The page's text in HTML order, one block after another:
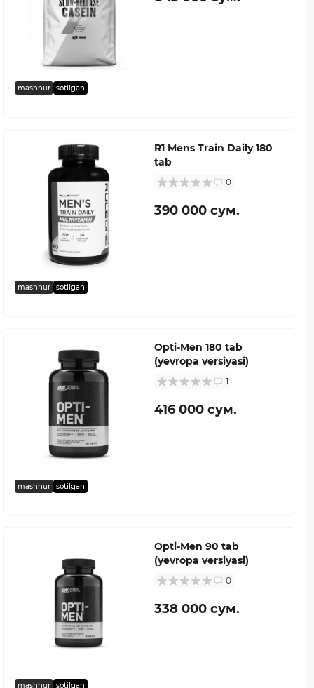
mashhur sotilgan
mashhur sotilgan
R1 Mens Train Daily 180
tab
0
390 000 сум.
mashhur sotilgan
Opti-Men 180 tab
(yevropa versiyasi)
1
416 000 сум.
mashhur sotilgan
Opti-Men 90 tab
(yevropa versiyasi)
0
338 000 сум.